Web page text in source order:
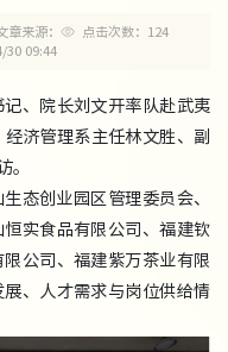
章来源： 点击次数： 124
30 09:44
、院长刘文开率队赴武夷
济管理系主任林文胜、副
态创业园区管理委员会、
实食品有限公司、福建钦
公司、福建紫万茶业有限
、人才需求与岗位供给情